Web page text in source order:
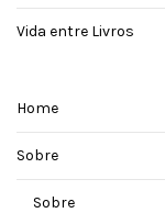
Vida entre Livros
Home
Sobre
Sobre